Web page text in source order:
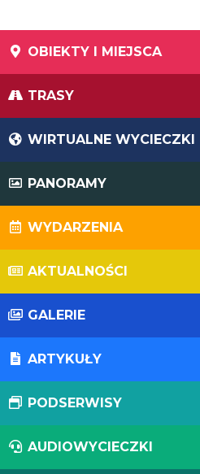
OBIEKTY I MIEJSCA
TRASY
WIRTUALNE WYCIECZKI
PANORAMY
WYDARZENIA
AKTUALNOŚCI
GALERIE
ARTYKUŁY
PODSERWISY
AUDIOWYCIECZKI